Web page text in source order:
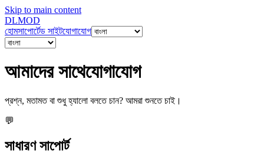
Skip to main content
DLMOD
হোমসাপোর্টেড সাইটযোগাযোগ
আমাদের সাথেযোগাযোগ
প্রশ্ন, মতামত বা শুধু হ্যালো বলতে চান? আমরা শুনতে চাই।
💬
সাধারণ সাপোর্ট